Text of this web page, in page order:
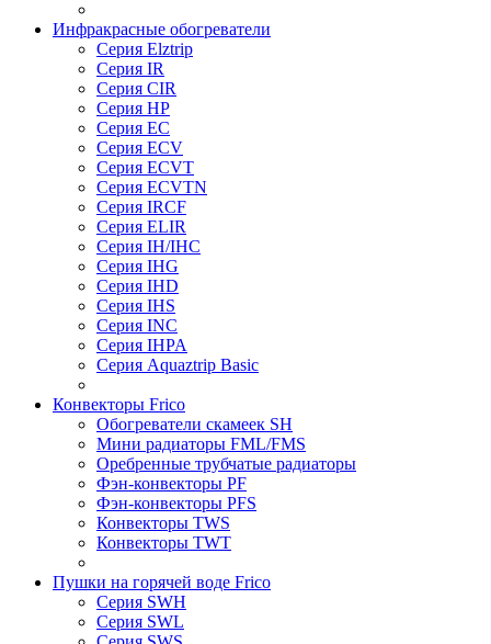
Инфракрасные обогреватели
Серия Elztrip
Серия IR
Серия CIR
Серия HP
Серия EC
Серия ECV
Серия ECVT
Серия ECVTN
Серия IRCF
Серия ELIR
Серия IH/IHC
Серия IHG
Серия IHD
Серия IHS
Серия INC
Серия IHPA
Серия Aquaztrip Basic
Конвекторы Frico
Обогреватели скамеек SH
Мини радиаторы FML/FMS
Оребренные трубчатые радиаторы
Фэн-конвекторы PF
Фэн-конвекторы PFS
Конвекторы TWS
Конвекторы TWT
Пушки на горячей воде Frico
Серия SWH
Серия SWL